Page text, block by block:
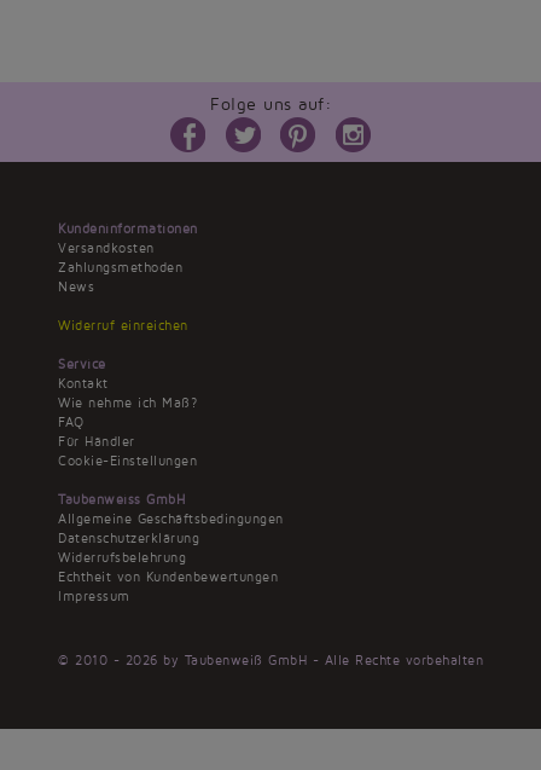
Folge uns auf:
Kundeninformationen
Versandkosten
Zahlungsmethoden
News
Widerruf einreichen
Service
Kontakt
Wie nehme ich Maß?
FAQ
Für Händler
Cookie-Einstellungen
Taubenweiss GmbH
Allgemeine Geschäftsbedingungen
Datenschutzerklärung
Widerrufsbelehrung
Echtheit von Kundenbewertungen
Impressum
© 2010 - 2026 by Taubenweiß GmbH - Alle Rechte vorbehalten